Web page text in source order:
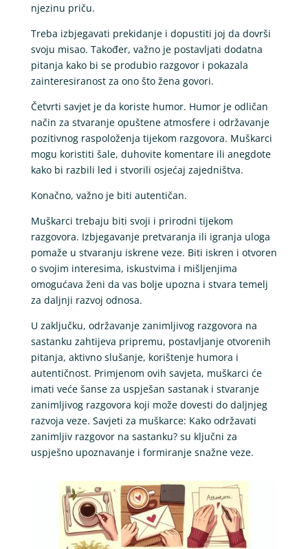
njezinu priču.
Treba izbjegavati prekidanje i dopustiti joj da dovrši
svoju misao. Također, važno je postavljati dodatna
pitanja kako bi se produbio razgovor i pokazala
zainteresiranost za ono što žena govori.
Četvrti savjet je da koriste humor. Humor je odličan
način za stvaranje opuštene atmosfere i održavanje
pozitivnog raspoloženja tijekom razgovora. Muškarci
mogu koristiti šale, duhovite komentare ili anegdote
kako bi razbili led i stvorili osjećaj zajedništva.
Konačno, važno je biti autentičan.
Muškarci trebaju biti svoji i prirodni tijekom
razgovora. Izbjegavanje pretvaranja ili igranja uloga
pomaže u stvaranju iskrene veze. Biti iskren i otvoren
o svojim interesima, iskustvima i mišljenjima
omogućava ženi da vas bolje upozna i stvara temelj
za daljnji razvoj odnosa.
U zaključku, održavanje zanimljivog razgovora na
sastanku zahtijeva pripremu, postavljanje otvorenih
pitanja, aktivno slušanje, korištenje humora i
autentičnost. Primjenom ovih savjeta, muškarci će
imati veće šanse za uspješan sastanak i stvaranje
zanimljivog razgovora koji može dovesti do daljnjeg
razvoja veze. Savjeti za muškarce: Kako održavati
zanimljiv razgovor na sastanku? su ključni za
uspješno upoznavanje i formiranje snažne veze.